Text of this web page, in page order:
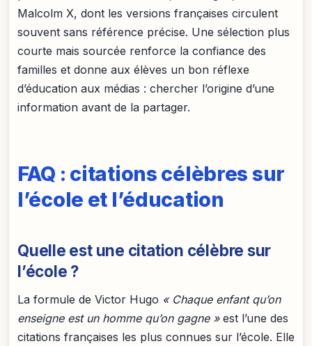
Malcolm X, dont les versions françaises circulent
souvent sans référence précise. Une sélection plus
courte mais sourcée renforce la confiance des
familles et donne aux élèves un bon réflexe
d’éducation aux médias : chercher l’origine d’une
information avant de la partager.
FAQ : citations célèbres sur
l’école et l’éducation
Quelle est une citation célèbre sur
l’école ?
La formule de Victor Hugo « Chaque enfant qu’on
enseigne est un homme qu’on gagne »est l’une des
citations françaises les plus connues sur l’école. Elle